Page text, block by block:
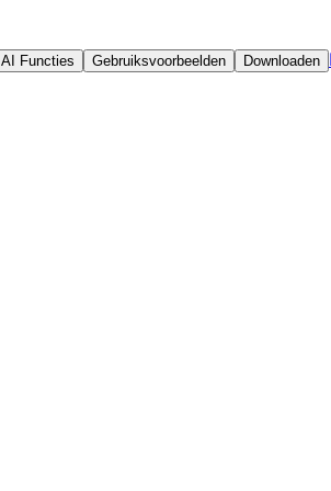
AI Functies Gebruiksvoorbeelden Downloaden